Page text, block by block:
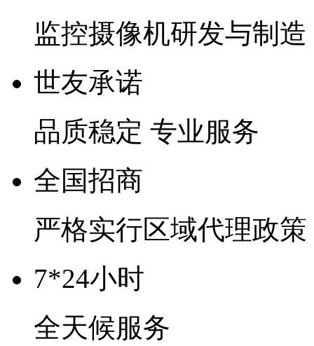
监控摄像机研发与制造
世友承诺
品质稳定 专业服务
全国招商
严格实行区域代理政策
7*24小时
全天候服务